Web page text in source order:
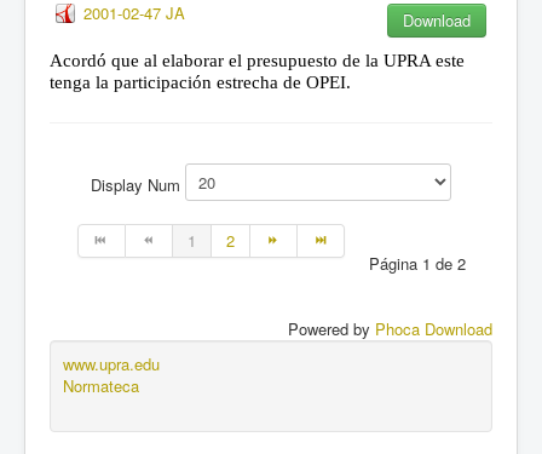
2001-02-47 JA Download
Acordó que al elaborar el presupuesto de la UPRA este
tenga la participación estrecha de OPEI.
Display Num
1
2
Página 1 de 2
Powered by Phoca Download
www.upra.edu
Normateca